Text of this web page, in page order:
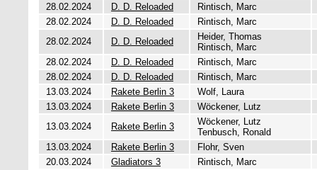
28.02.2024
D. D. Reloaded
Rintisch, Marc
28.02.2024
D. D. Reloaded
Rintisch, Marc
28.02.2024
D. D. Reloaded
Heider, Thomas
Rintisch, Marc
28.02.2024
D. D. Reloaded
Rintisch, Marc
28.02.2024
D. D. Reloaded
Rintisch, Marc
13.03.2024
Rakete Berlin 3
Wolf, Laura
13.03.2024
Rakete Berlin 3
Wöckener, Lutz
13.03.2024
Rakete Berlin 3
Wöckener, Lutz
Tenbusch, Ronald
13.03.2024
Rakete Berlin 3
Flohr, Sven
20.03.2024
Gladiators 3
Rintisch, Marc